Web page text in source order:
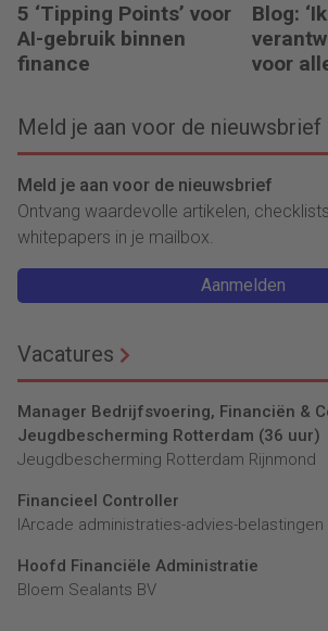
5 ‘Tipping Points’ voor
AI-gebruik binnen
finance
Blog:
voor
Meld je aan voor de nieuwsbrief
Meld je aan voor de nieuwsbrief
Ontvang waardevolle artikelen,
whitepapers in je mailbox.
Aanmelden
Vacatures
Manager Bedrijfsvoering, Financiën &
Jeugdbescherming Rotterdam (36 uur)
Jeugdbescherming Rotterdam Rijnmond
Financieel Controller
lArcade administraties-advies-belastingen
Hoofd Financiële Administratie
Bloem Sealants BV